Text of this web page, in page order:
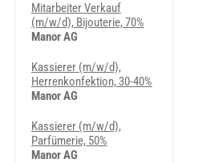
Mitarbeiter Verkauf
(m/w/d), Bijouterie, 70%
Manor AG
Kassierer (m/w/d),
Herrenkonfektion, 30-40%
Manor AG
Kassierer (m/w/d),
Parfümerie, 50%
Manor AG